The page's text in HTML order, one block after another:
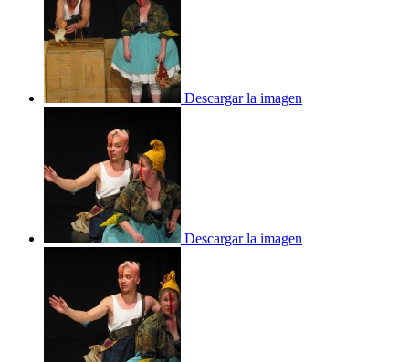
Descargar la imagen
Descargar la imagen